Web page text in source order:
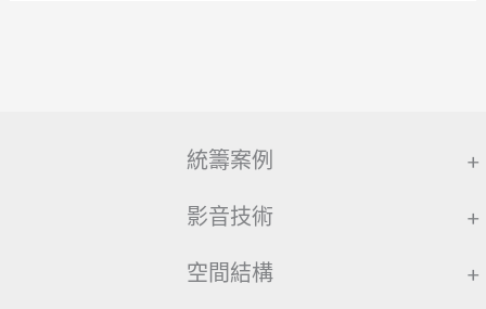
統籌案例 +
影音技術 +
空間結構 +